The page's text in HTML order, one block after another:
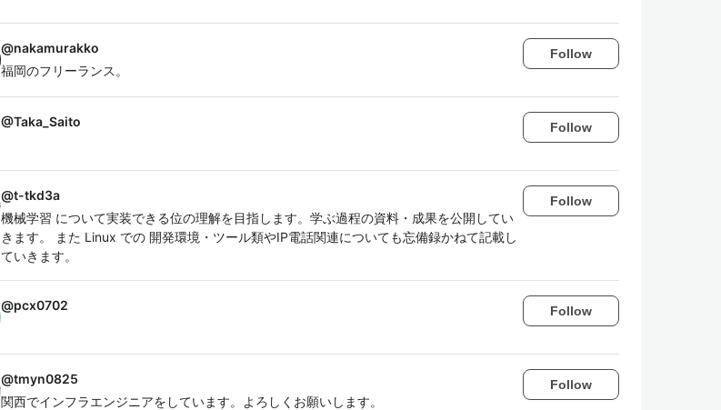
@nakamurakko
福岡のフリーランス。
Follow
@Taka_Saito Follow
@t-tkd3a
機械学習 について実装できる位の理解を目指します。学ぶ過程の資料・成果を公開してい
きます。 また Linux での 開発環境・ツール類やIP電話関連についても忘備録かねて記載し
ていきます。
Follow
@pcx0702 Follow
@tmyn0825
関西でインフラエンジニアをしています。よろしくお願いします。
Follow